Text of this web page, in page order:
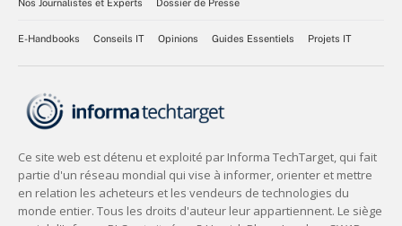
Nos Journalistes et Experts
Dossier de Presse
E-Handbooks Conseils IT Opinions Guides Essentiels Projets IT